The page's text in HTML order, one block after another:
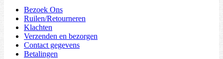
Bezoek Ons
Ruilen/Retourneren
Klachten
Verzenden en bezorgen
Contact gegevens
Betalingen